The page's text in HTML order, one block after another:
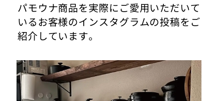
パモウナ商品を実際にご愛用いただいて
いるお客様のインスタグラムの投稿をご
紹介しています。